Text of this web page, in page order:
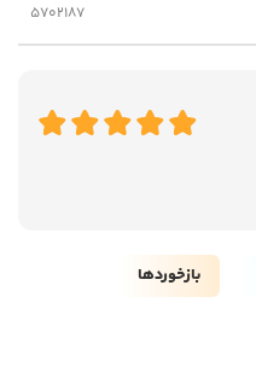
بازخوردها